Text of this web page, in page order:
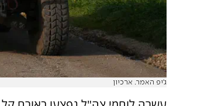
ג'יפ האמר. ארכיון